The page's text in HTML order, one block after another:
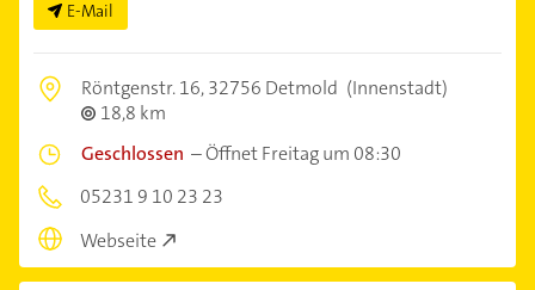
E-Mail
Röntgenstr. 16,32756 Detmold (Innenstadt)
18,8 km
Geschlossen –Öffnet Freitag um 08:30
05231 9 10 23 23
Webseite